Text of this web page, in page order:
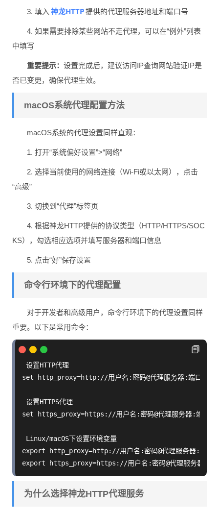
3. 填入 神龙HTTP提供的代理服务器地址和端口号
4. 如果需要排除某些网站不走代理，可以在“例外”列表
中填写
重要提示： 设置完成后，建议访问IP查询网站验证IP是
否已变更，确保代理生效。
macOS系统代理配置方法
macOS系统的代理设置同样直观：
1. 打开“系统偏好设置”>“网络”
2. 选择当前使用的网络连接（Wi-Fi或以太网），点击
“高级”
3. 切换到“代理”标签页
4. 根据神龙HTTP提供的协议类型（HTTP/HTTPS/SOC
KS），勾选相应选项并填写服务器和端口信息
5. 点击“好”保存设置
命令行环境下的代理配置
对于开发者和高级用户，命令行环境下的代理设置同样
重要。以下是常用命令：
设置HTTP代理
set http_proxy=http://用户名:密码@代理服务器:端口
设置HTTPS代理
set https_proxy=https://用户名:密码@代理服务器:端口
Linux/macOS下设置环境变量
export http_proxy=http://用户名:密码@代理服务器:端口
为什么选择神龙HTTP代理服务